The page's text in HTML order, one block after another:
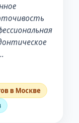
в Москве